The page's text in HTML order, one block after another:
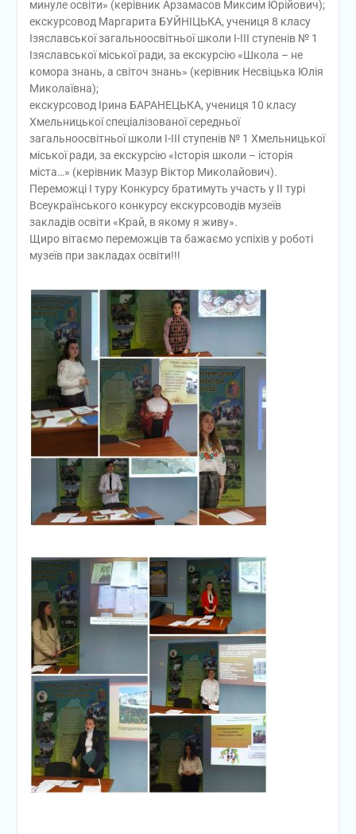
минуле освіти» (керівник Арзамасов Миксим Юрійович);
екскурсовод Маргарита БУЙНІЦЬКА, учениця 8 класу
Ізяславської загальноосвітньої школи І-ІІІ ступенів № 1
Ізяславської міської ради, за екскурсію «Школа – не
комора знань, а світоч знань» (керівник Несвіцька Юлія
Миколаївна);
екскурсовод Ірина БАРАНЕЦЬКА, учениця 10 класу
Хмельницької спеціалізованої середньої
загальноосвітньої школи І-ІІІ ступенів № 1 Хмельницької
міської ради, за екскурсію «Історія школи – історія
міста…» (керівник Мазур Віктор Миколайович).
Переможці І туру Конкурсу братимуть участь у ІІ турі
Всеукраїнського конкурсу екскурсоводів музеїв
закладів освіти «Край, в якому я живу».
Щиро вітаємо переможців та бажаємо успіхів у роботі
музеїв при закладах освіти!!!